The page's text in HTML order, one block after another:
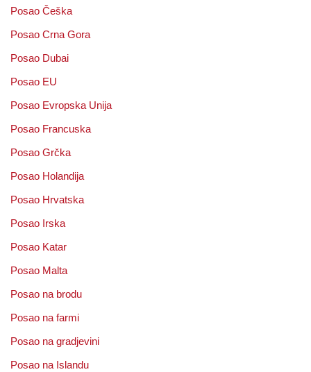
Posao Češka
Posao Crna Gora
Posao Dubai
Posao EU
Posao Evropska Unija
Posao Francuska
Posao Grčka
Posao Holandija
Posao Hrvatska
Posao Irska
Posao Katar
Posao Malta
Posao na brodu
Posao na farmi
Posao na gradjevini
Posao na Islandu